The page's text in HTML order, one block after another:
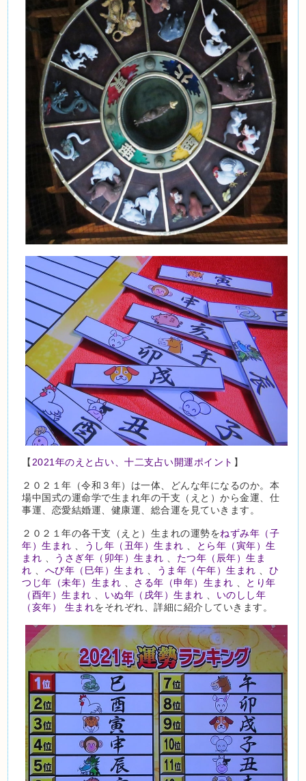
【 2021年のえと占い、十二支占い開運ポイント 】
２０２１年（令和３年）は一体、どんな年になるのか。本
場中国式の運命学で生まれ年の干支（えと）から金運、仕
事運、恋愛結婚運、健康運、総合運を見ていきます。
２０２１年の各干支（えと）生まれの運勢をねずみ年（子
年）生まれ
うし年（丑年）生まれ
とら年（寅年）生
まれ
うさぎ年（卯年）生まれ
たつ年（辰年）生ま
れ
へび年（巳年）生まれ うま年（午年）生まれ
ひ
つじ年（未年）生まれ
さる年（申年）生まれ
とり年
（酉年）生まれ
いぬ年（戌年）生まれ
いのしし年
（亥年） 生まれをそれぞれ、詳細に紹介していきます。